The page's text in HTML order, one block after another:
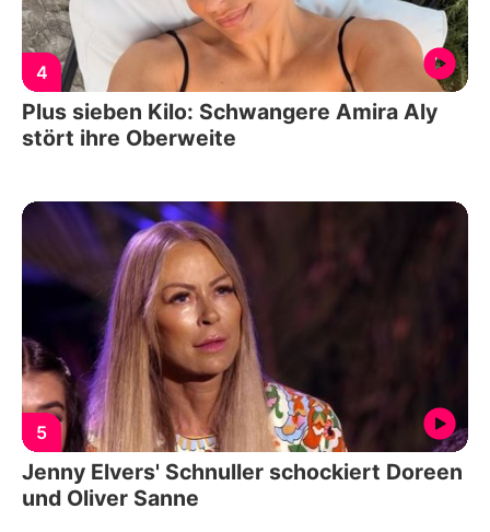
4
Plus sieben Kilo: Schwangere Amira Aly
stört ihre Oberweite
5
Jenny Elvers' Schnuller schockiert Doreen
und Oliver Sanne